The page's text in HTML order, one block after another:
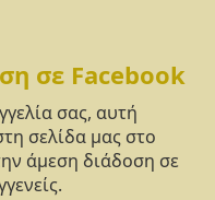
σε Facebook
σας, αυτή
σελίδα μας στο
άμεση διάδοση σε